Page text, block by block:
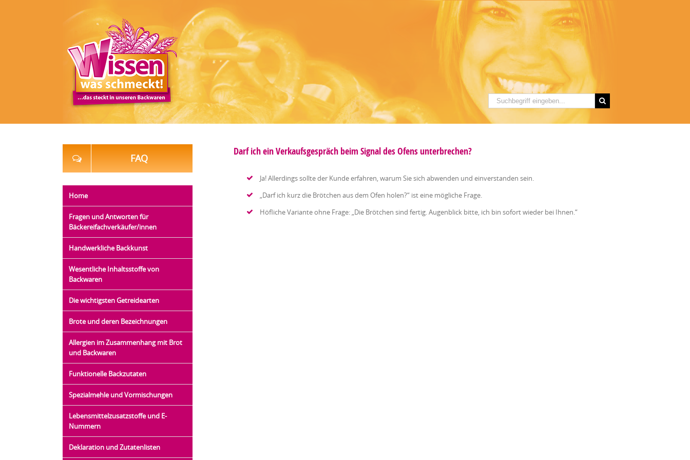
Darf ich ein Verkaufsgespräch beim Signal des Ofens unterbrechen?
Ja! Allerdings sollte der Kunde erfahren, warum Sie sich abwenden und einverstanden sein.
„Darf ich kurz die Brötchen aus dem Ofen holen?“ ist eine mögliche Frage.
Höfliche Variante ohne Frage: „Die Brötchen sind fertig. Augenblick bitte, ich bin sofort wieder bei Ihnen.“
FAQ
Home
Fragen und Antworten für
Bäckereifachverkäufer/innen
Handwerkliche Backkunst
Wesentliche Inhaltsstoffe von
Backwaren
Die wichtigsten Getreidearten
Brote und deren Bezeichnungen
Allergien im Zusammenhang mit Brot
und Backwaren
Funktionelle Backzutaten
Spezialmehle und Vormischungen
Lebensmittelzusatzstoffe und E-
Nummern
Deklaration und Zutatenlisten